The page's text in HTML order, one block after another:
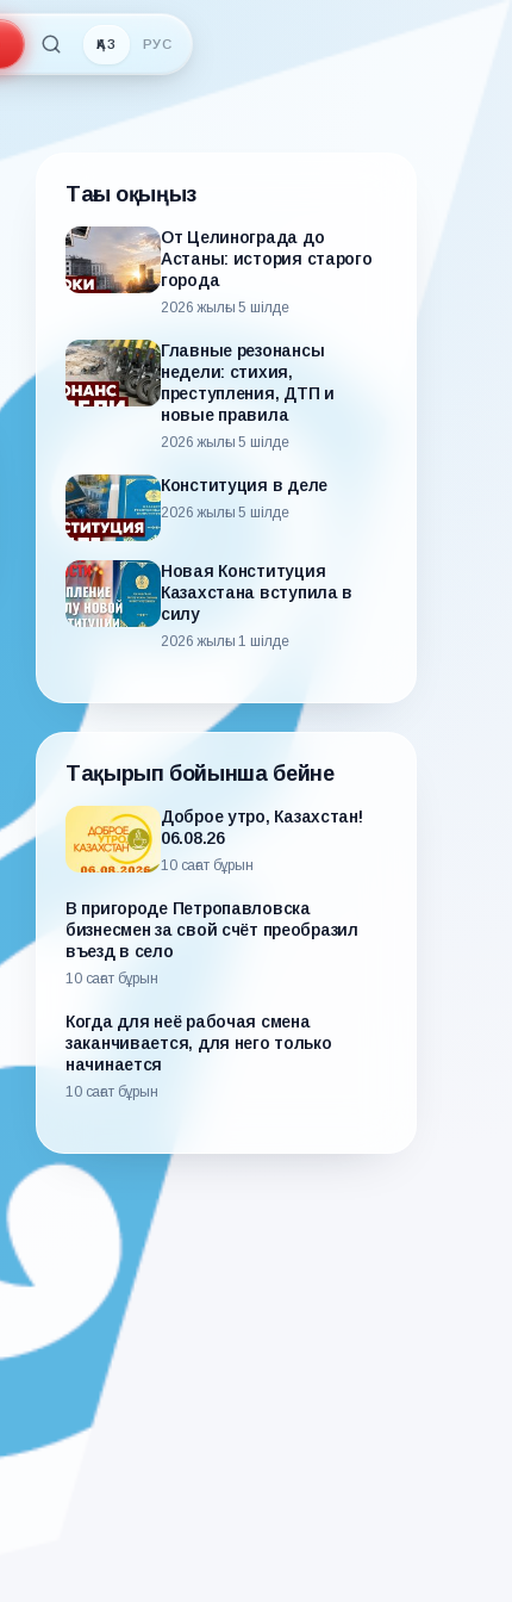
ҚАЗ РУС
Тағы оқыңыз
От Целинограда до
Астаны: история старого
города
2026 жылғы 5 шілде
Главные резонансы
недели: стихия,
преступления, ДТП и
новые правила
2026 жылғы 5 шілде
Конституция в деле
2026 жылғы 5 шілде
Новая Конституция
Казахстана вступила в
силу
2026 жылғы 1 шілде
Тақырып бойынша бейне
Доброе утро, Казахстан!
06.08.26
10 сағат бұрын
В пригороде Петропавловска
бизнесмен за свой счёт преобразил
въезд в село
10 сағат бұрын
Когда для неё рабочая смена
заканчивается, для него только
начинается
10 сағат бұрын